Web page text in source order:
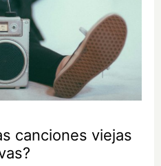
canciones viejas